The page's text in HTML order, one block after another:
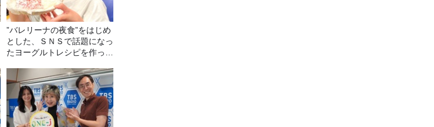
”バレリーナの夜食”をはじめ
とした、ＳＮＳで話題になっ
たヨーグルトレシピを作って